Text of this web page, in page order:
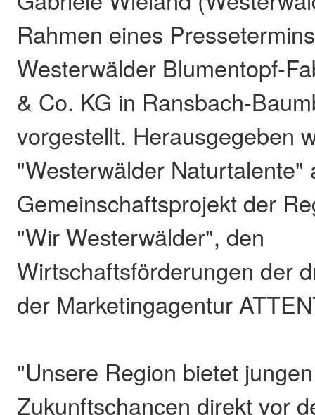
Rahmen eines
Westerwälder Blumentopf-
& Co. KG in Ransbach-
vorgestellt. Herausgegeben
"Westerwälder Naturtalente"
Gemeinschaftsprojekt der
"Wir Westerwälder", den
Wirtschaftsförderungen der
der Marketingagentur
"Unsere Region bietet
Zukunftschancen direkt vor